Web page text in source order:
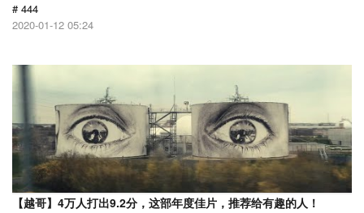
# 444
2020-01-12 05:24
【越哥】4万人打出9.2分，这部年度佳片，推荐给有趣的人！